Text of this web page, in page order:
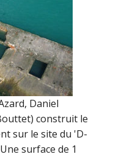
Daniel
construit le
sur le site du 'D-
surface de 1